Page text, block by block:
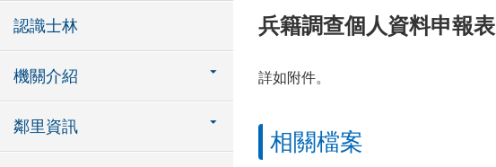
認識士林
機關介紹
鄰里資訊
兵籍調查個人資料申報表
詳如附件。
相關檔案